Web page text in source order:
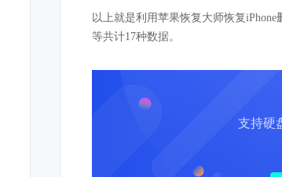
以上就是利用苹果恢复大师恢复
等共计17种数据。
支持硬